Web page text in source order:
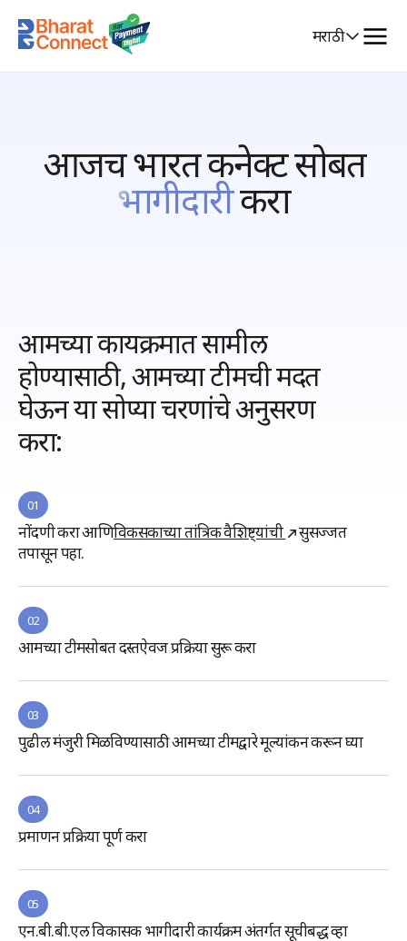
Select
मराठी
आजच भारत कनेक्ट सोबत
भागीदारीकरा
आमच्या कार्यक्रमात सामील
होण्यासाठी, आमच्या टीमची मदत
घेऊन या सोप्या चरणांचे अनुसरण
करा:
01
नोंदणी करा आणिविकसकाच्या तांत्रिक वैशिष्ट्यांची
सुसज्जत
तपासून पहा.
02
आमच्या टीमसोबत दस्तऐवज प्रक्रिया सुरू करा
03
पुढील मंजुरी मिळविण्यासाठी आमच्या टीमद्वारे मूल्यांकन करून घ्या
04
प्रमाणन प्रक्रिया पूर्ण करा
05
एन.बी.बी.एल विकासक भागीदारी कार्यक्रम अंतर्गत सूचीबद्ध व्हा